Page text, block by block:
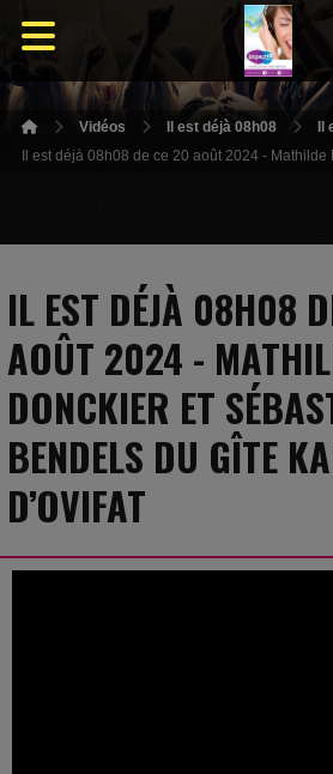
Vidéos Il est déjà 08h08
Il est déjà 08h08 de ce 20 août 2024 -
IL EST DÉJÀ 08H08
AOÛT 2024 -
DONCKIER ET
BENDELS DU GÎTE
D’OVIFAT